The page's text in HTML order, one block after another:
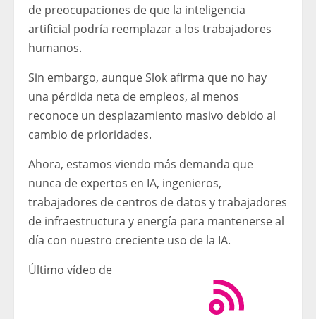
de preocupaciones de que la inteligencia
artificial podría reemplazar a los trabajadores
humanos.
Sin embargo, aunque Slok afirma que no hay
una pérdida neta de empleos, al menos
reconoce un desplazamiento masivo debido al
cambio de prioridades.
Ahora, estamos viendo más demanda que
nunca de expertos en IA, ingenieros,
trabajadores de centros de datos y trabajadores
de infraestructura y energía para mantenerse al
día con nuestro creciente uso de la IA.
Último vídeo de